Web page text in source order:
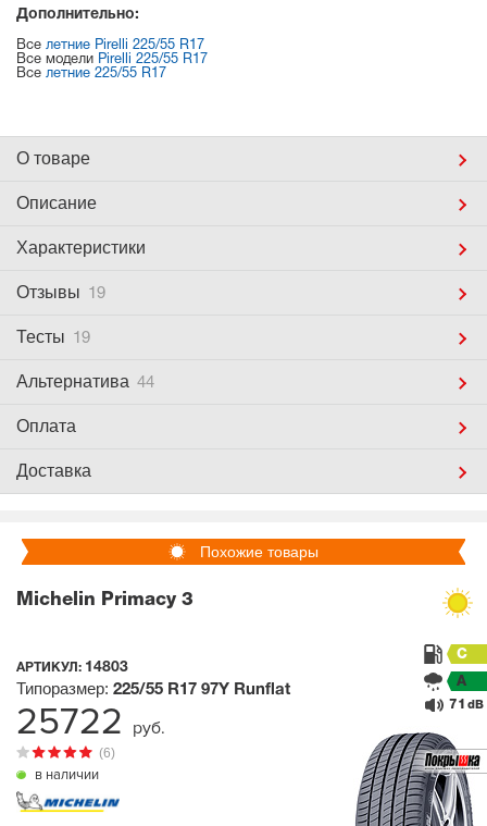
Дополнительно:
Все летние Pirelli 225/55 R17
Все модели Pirelli 225/55 R17
Все летние 225/55 R17
О товаре
Описание
Характеристики
Отзывы 19
Тесты 19
Альтернатива 44
Оплата
Доставка
Похожие товары
Michelin Primacy 3
АРТИКУЛ: 14803
в наличии
(6)
Типоразмер: 225/55 R17 97Y Runflat
C
A
71 dB
25722 руб.